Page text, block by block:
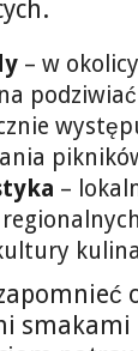
– w
–